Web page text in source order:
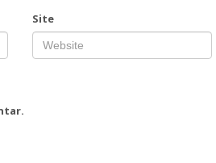
Site